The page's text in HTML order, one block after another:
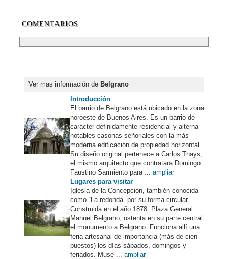
COMENTARIOS
Ver mas información de Belgrano
Introducción
El barrio de Belgrano está ubicado en la zona
noroeste de Buenos Aires. Es un barrio de
carácter definidamente residencial y alterna
notables casonas señoriales con la más
moderna edificación de propiedad horizontal.
Su diseño original pertenece a Carlos Thays,
el mismo arquitecto que contratara Domingo
Faustino Sarmiento para ... ampliar
Lugares para visitar
Iglesia de la Concepción, también conocida
como “La redonda” por su forma circular.
Construida en el año 1878. Plaza General
Manuel Belgrano, ostenta en su parte central
el monumento a Belgrano. Funciona allí una
feria artesanal de importancia (más de cien
puestos) los días sábados, domingos y
feriados. Muse ... ampliar